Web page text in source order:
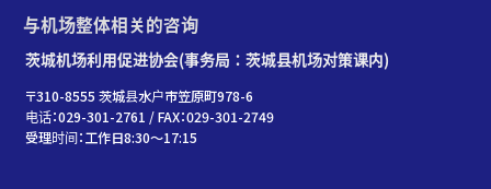
与机场整体相关的咨询
茨城机场利用促进协会(事务局：茨城县机场对策课内)
〒310-8555 茨城县水户市笠原町978-6
电话：029-301-2761 / FAX：029-301-2749
受理时间：工作日8:30～17:15